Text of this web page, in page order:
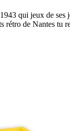
qui jeux de
rétro de Nantes tu